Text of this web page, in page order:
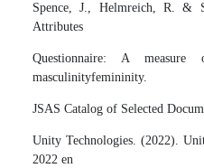
Spence, J., Helmreich, R. &
Attributes
Questionnaire: A measure
masculinityfemininity.
JSAS Catalog of Selected
Unity Technologies. (2022).
2022 en